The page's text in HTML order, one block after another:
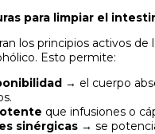
para limpiar el
los principios activos de
Esto permite:
→ el cuerpo
que infusiones o
sinérgicas → se